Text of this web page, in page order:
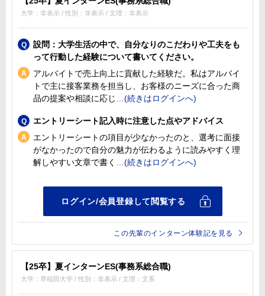
大学：非表示 / 性別：非表示 / 文理：非表示
設問：大学生活の中で、自分なりのこだわりや工夫をも
って行動した経験について書いてください。
アルバイトで売上向上に貢献した経験だ。私はアルバイ
トで主に接客業務を担当し、お客様のニーズに合った商
品の提案や相談に応じ
エントリーシート記入時に注意した点やアドバイス
エントリーシートの項目が少なかったのと、選考に面接
がなかったので自分の魅力が伝わるように読みやすく理
解しやすい文章で書く
この先輩のインターン体験記を見る
【25卒】夏インターンES(事務系総合職)
大学：早稲田大学 / 性別：非表示 / 文理：文系